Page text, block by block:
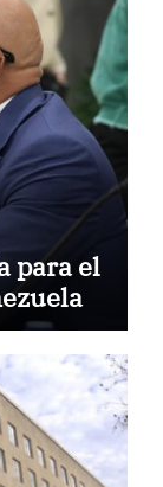
para el